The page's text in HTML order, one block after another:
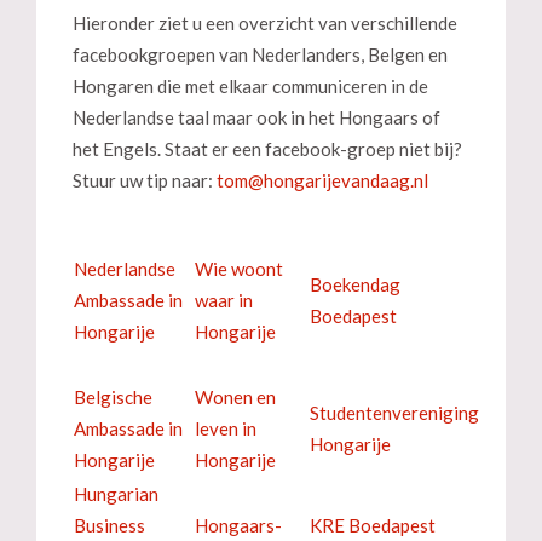
Hieronder ziet u een overzicht van verschillende
facebookgroepen van Nederlanders, Belgen en
Hongaren die met elkaar communiceren in de
Nederlandse taal maar ook in het Hongaars of
het Engels. Staat er een facebook-groep niet bij?
Stuur uw tip naar:
Nederlandse
Ambassade in
Hongarije
Wie woont
waar in
Hongarije
Boekendag
Boedapest
Belgische
Ambassade in
Hongarije
Wonen en
leven in
Hongarije
Studentenvereniging
Hongarije
Hungarian
Business
Hongaars-
KRE Boedapest